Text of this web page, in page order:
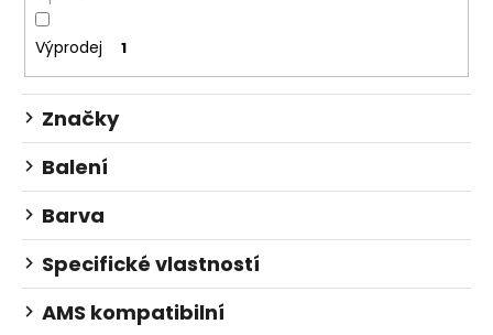
ů
Výprodej 1
Značky
Balení
Barva
Specifické vlastností
AMS kompatibilní
a
í
t
?
HLEDAT